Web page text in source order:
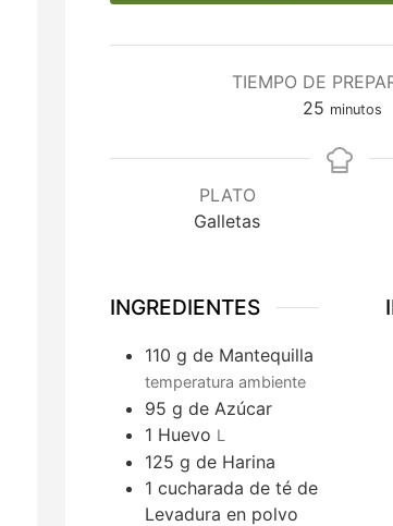
TIEMPO DE
25minutos
minutos
PLATO
Galletas
INGREDIENTES
110 g de Mantequilla
temperatura ambiente
95 g de Azúcar
1 Huevo L
125 g de Harina
1 cucharada de téde
Levadura en polvo